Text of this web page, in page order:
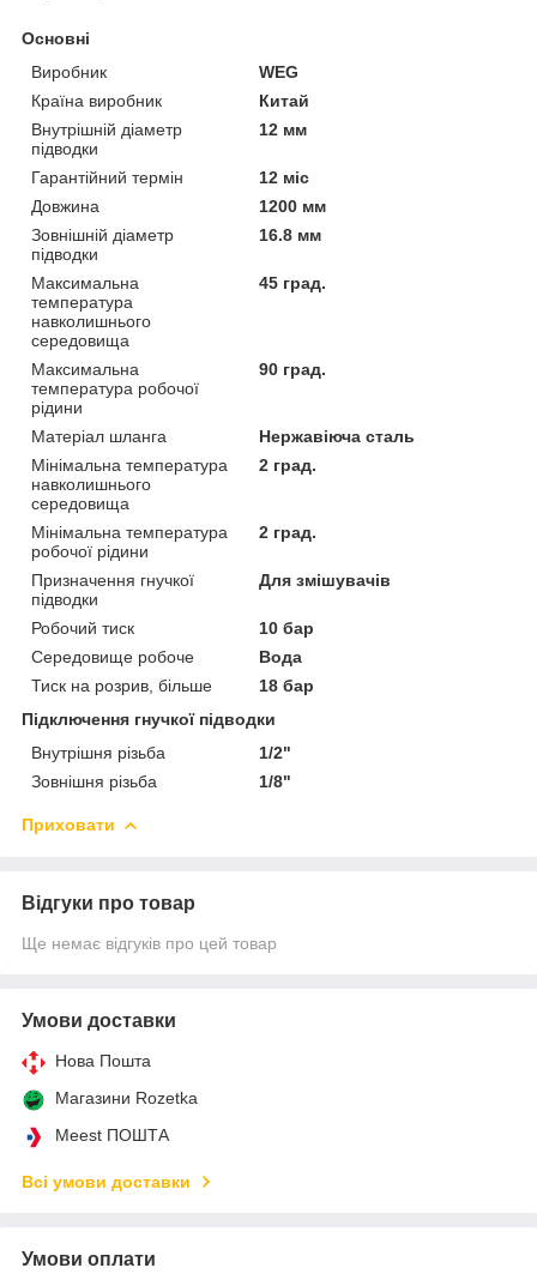
Основні
Виробник
WEG
Країна виробник
Китай
Внутрішній діаметр
підводки
12 мм
Гарантійний термін
12 міс
Довжина
1200 мм
Зовнішній діаметр
підводки
16.8 мм
Максимальна
температура
навколишнього
середовища
45 град.
Максимальна
температура робочої
рідини
90 град.
Матеріал шланга
Нержавіюча сталь
Мінімальна температура
навколишнього
середовища
2 град.
Мінімальна температура
робочої рідини
2 град.
Призначення гнучкої
підводки
Для змішувачів
Робочий тиск
10 бар
Середовище робоче
Вода
Тиск на розрив, більше
18 бар
Підключення гнучкої підводки
Внутрішня різьба
1/2"
Зовнішня різьба
1/8"
Приховати
Відгуки про товар
Ще немає відгуків про цей товар
Умови доставки
Нова Пошта
Магазини Rozetka
Meest ПОШТА
Всі умови доставки
Умови оплати